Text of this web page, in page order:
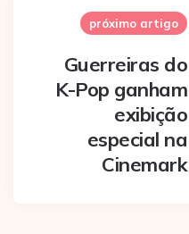
próximo artigo
Guerreiras do
K-Pop ganham
exibição
especial na
Cinemark